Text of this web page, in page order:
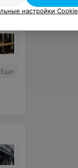
Еще
настройки Cookie